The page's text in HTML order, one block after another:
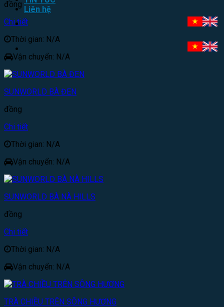
Liên hệ
đồng
Chi tiết
Thời gian: N/A
Vận chuyển: N/A
SUNWORLD BÀ ĐEN
đồng
Chi tiết
Thời gian: N/A
Vận chuyển: N/A
SUNWORLD BÀ NÀ HILLS
đồng
Chi tiết
Thời gian: N/A
Vận chuyển: N/A
TRÀ CHIỀU TRÊN SÔNG HƯƠNG